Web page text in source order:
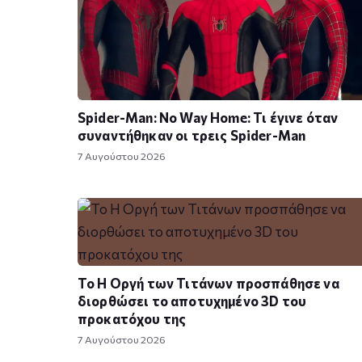
Spider-Man: No Way Home: Τι έγινε όταν
συναντήθηκαν οι τρεις Spider-Man
7 Αυγούστου 2026
To Η Οργή των Τιτάνων προσπάθησε να
διορθώσει το αποτυχημένο 3D του
προκατόχου της
7 Αυγούστου 2026